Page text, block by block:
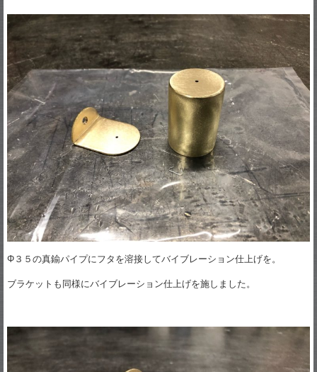
Φ３５の真鍮パイプにフタを溶接してバイブレーション仕上げを。
ブラケットも同様にバイブレーション仕上げを施しました。